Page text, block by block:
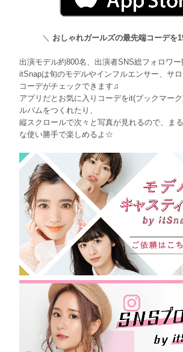
＼ おしゃれガールズの最先端コーデを
出演モデル約800名、出演者SNS総フォロワー
itSnapは旬のモデルやインフルエンサー、サ
コーデがチェックできます♫
アプリだとお気に入りコーデをit(ブックマー
ルバムをつくれたり、
縦スクロールで次々と写真が見れるので、ま
な使い勝手で楽しめるよ☆